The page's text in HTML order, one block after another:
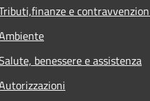
e
benessere e assistenza